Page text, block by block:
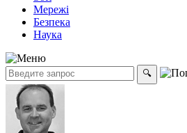
Мережі
Безпека
Наука